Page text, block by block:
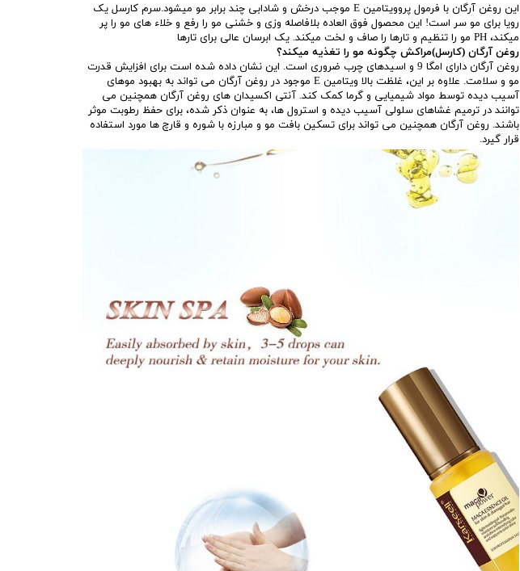
این روغن آرگان با فرمول پروویتامین E موجب درخش و شادابی چند برابر مو میشود.سرم کارسل یک
رویا برای مو سر است! این محصول فوق العاده بلافاصله وزی و خشنی مو را رفع و خلاء های مو را پر
میکند، PH مو را تنظیم و تارها را صاف و لخت میکند. یک ابرسان عالی برای تارها
روغن آرگان (کارسل)مراکش چگونه مو را تغذیه میکند؟
روغن آرگان دارای امگا 9 و اسیدهای چرب ضروری است. این نشان داده شده است برای افزایش قدرت
مو و سلامت. علاوه بر این، غلظت بالا ویتامین E موجود در روغن آرگان می تواند به بهبود موهای
آسیب دیده توسط مواد شیمیایی و گرما کمک کند. آنتی اکسیدان های روغن آرگان همچنین می
توانند در ترمیم غشاهای سلولی آسیب دیده و استرول ها، به عنوان ذکر شده، برای حفظ رطوبت موثر
باشند. روغن آرگان همچنین می تواند برای تسکین بافت مو و مبارزه با شوره و قارچ ها مورد استفاده
قرار گیرد.